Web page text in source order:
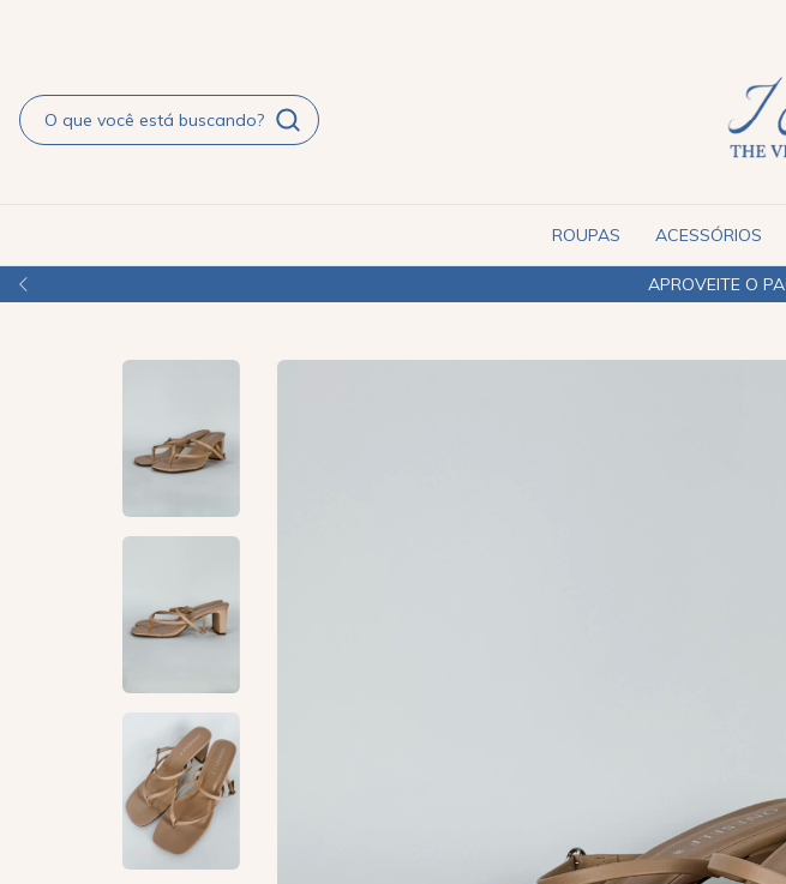
APROVEITE O
ROUPAS ACESSÓRIOS